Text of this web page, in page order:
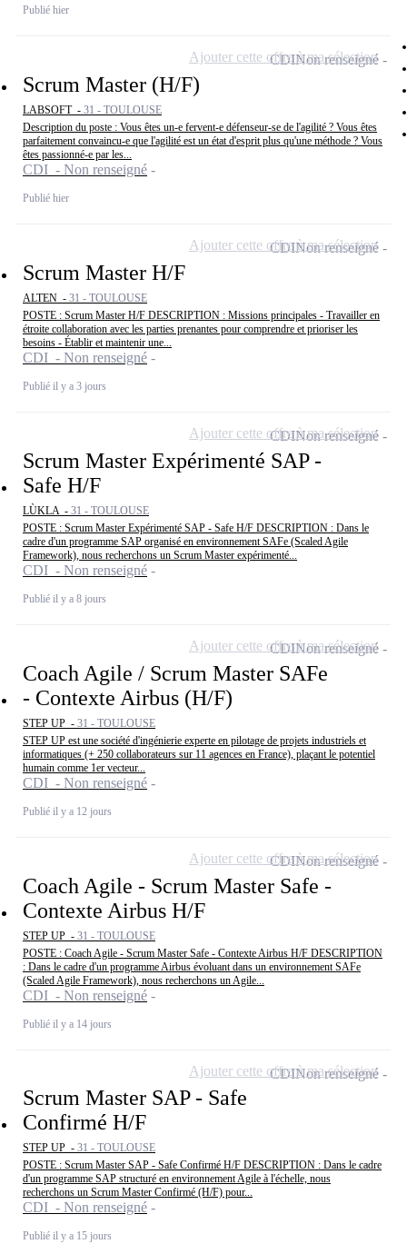
Publié hier
Scrum Master (H/F)
LABSOFT - 31 - TOULOUSE
Description du poste : Vous êtes un-e fervent-e défenseur-se de l'agilité ? Vous êtes
parfaitement convaincu-e que l'agilité est un état d'esprit plus qu'une méthode ? Vous
êtes passionné-e par les...
CDI - Non renseigné
Publié hier
CDINon renseigné
Ajouter cette offre à ma sélection
Scrum Master H/F
ALTEN - 31 - TOULOUSE
POSTE : Scrum Master H/F DESCRIPTION : Missions principales - Travailler en
étroite collaboration avec les parties prenantes pour comprendre et prioriser les
besoins - Établir et maintenir une...
CDI - Non renseigné
Publié il y a 3 jours
CDINon renseigné
Ajouter cette offre à ma sélection
Scrum Master Expérimenté SAP -
Safe H/F
LÙKLA - 31 - TOULOUSE
POSTE : Scrum Master Expérimenté SAP - Safe H/F DESCRIPTION : Dans le
cadre d'un programme SAP organisé en environnement SAFe (Scaled Agile
Framework), nous recherchons un Scrum Master expérimenté...
CDI - Non renseigné
Publié il y a 8 jours
CDINon renseigné
Ajouter cette offre à ma sélection
Coach Agile / Scrum Master SAFe
- Contexte Airbus (H/F)
STEP UP - 31 - TOULOUSE
STEP UP est une société d'ingénierie experte en pilotage de projets industriels et
informatiques (+ 250 collaborateurs sur 11 agences en France), plaçant le potentiel
humain comme 1er vecteur...
CDI - Non renseigné
Publié il y a 12 jours
CDINon renseigné
Ajouter cette offre à ma sélection
Coach Agile - Scrum Master Safe -
Contexte Airbus H/F
STEP UP - 31 - TOULOUSE
POSTE : Coach Agile - Scrum Master Safe - Contexte Airbus H/F DESCRIPTION
: Dans le cadre d'un programme Airbus évoluant dans un environnement SAFe
(Scaled Agile Framework), nous recherchons un Agile...
CDI - Non renseigné
Publié il y a 14 jours
CDINon renseigné
Ajouter cette offre à ma sélection
Scrum Master SAP - Safe
Confirmé H/F
STEP UP - 31 - TOULOUSE
POSTE : Scrum Master SAP - Safe Confirmé H/F DESCRIPTION : Dans le cadre
d'un programme SAP structuré en environnement Agile à l'échelle, nous
recherchons un Scrum Master Confirmé (H/F) pour...
CDI - Non renseigné
Publié il y a 15 jours
CDINon renseigné
Ajouter cette offre à ma sélection